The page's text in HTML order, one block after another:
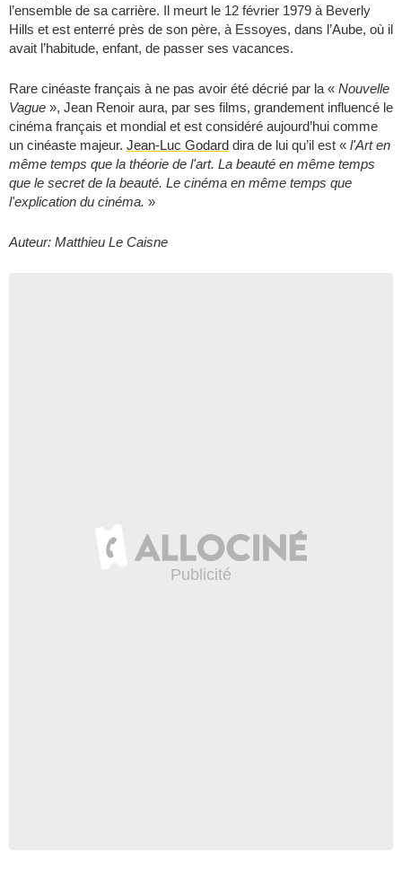
l’ensemble de sa carrière. Il meurt le 12 février 1979 à Beverly
Hills et est enterré près de son père, à Essoyes, dans l’Aube, où il
avait l’habitude, enfant, de passer ses vacances.
Rare cinéaste français à ne pas avoir été décrié par la « Nouvelle
Vague », Jean Renoir aura, par ses films, grandement influencé le
cinéma français et mondial et est considéré aujourd’hui comme
un cinéaste majeur. Jean-Luc Godard dira de lui qu’il est « l'Art en
même temps que la théorie de l'art. La beauté en même temps
que le secret de la beauté. Le cinéma en même temps que
l'explication du cinéma. »
Auteur: Matthieu Le Caisne